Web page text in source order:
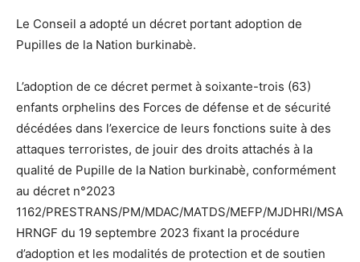
Le Conseil a adopté un décret portant adoption de
Pupilles de la Nation burkinabè.
L’adoption de ce décret permet à soixante-trois (63)
enfants orphelins des Forces de défense et de sécurité
décédées dans l’exercice de leurs fonctions suite à des
attaques terroristes, de jouir des droits attachés à la
qualité de Pupille de la Nation burkinabè, conformément
au décret n°2023
1162/PRESTRANS/PM/MDAC/MATDS/MEFP/MJDHRI/MSA
HRNGF du 19 septembre 2023 fixant la procédure
d’adoption et les modalités de protection et de soutien